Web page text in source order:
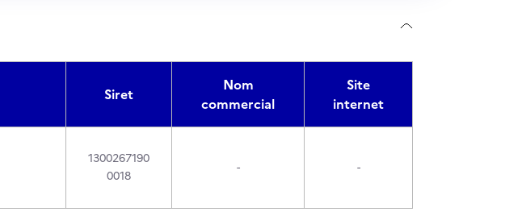
Siret
Nom
commercial
Site
internet
1300267190
0018
- -